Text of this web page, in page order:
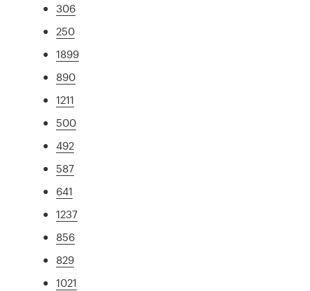
306
250
1899
890
1211
500
492
587
641
1237
856
829
1021